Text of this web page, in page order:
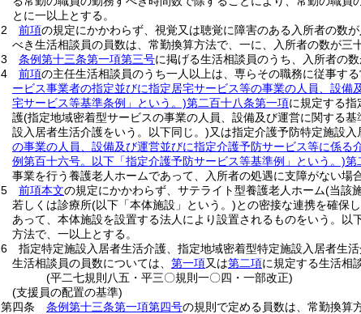
とに一以上とする。
2
前項の規定にかかわらず、視覚又は聴覚に障害のある入所者の数
べき生活相談員の員数は、常勤換算方法で、一に、入所者の数が三
3
条例第十三条第一項第三号に掲げる生活相談員のうち、入所者の
4
前項の主任生活相談員のうち一人以上は、専らその職務に従事する
ービス事業者の指定並びに指定居宅サービス等の事業の人員、設備
宅サービス等基準条例」という。)第二百十八条第一項に規定する指
護(指定地域密着型サービスの事業の人員、設備及び運営に関する基
設入居者生活介護をいう。以下同じ。)又は指定介護予防特定施設入
の事業の人員、設備及び運営並びに指定介護予防サービス等に係
例第百十六号。以下「指定介護予防サービス等基準例」という。)第
事業を行う養護老人ホームであって、入所者の処遇に支障がない場
5
前項本文の規定にかかわらず、サテライト型養護老人ホーム(当該
若しくは診療所(以下「本体施設」という。)との密接な連携を確保
あって、本体施設を設置する法人により設置されるものをいう。以
方法で、一以上とする。
6
指定特定施設入居者生活介護、指定地域密着型特定施設入居者生
生活相談員の員数については、 第一項又は第二項に規定する生活相
(平二七規則八五・平三〇規則一〇四・一部改正)
(支援員の配置の基準)
第四条
条例第十三条第一項第四号の規則で定める員数は、常勤換算